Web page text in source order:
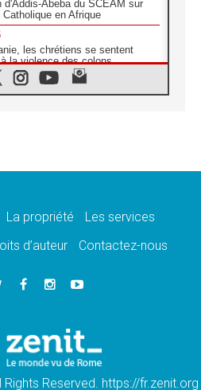
d'Addis-Abeba du SCEAM sur
en Afrique
les chrétiens se sentent
la violence des colons
sanctuaire de Notre Dame du
l'Église accompagne les
chemin de la dignité
le vicariat apostolique de
un diocèse
La propriété
Les services
d’auteur Contactez-nous
Reserved. https://fr.zenit.org